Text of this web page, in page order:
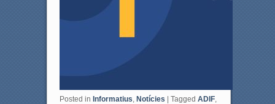
Posted in Informatius, Notícies Tagged ADIF,